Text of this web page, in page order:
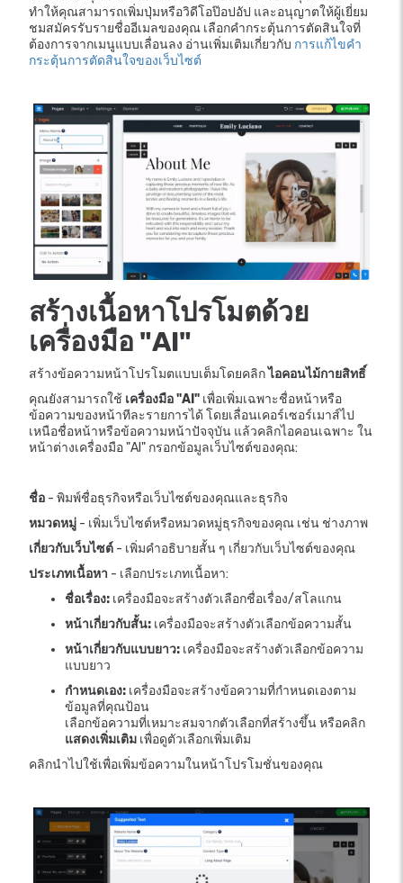
ทำให้คุณสามารถเพิ่มปุ่มหรือวิดีโอป๊อปอัป และอนุญาตให้ผู้เยี่ยม
ชมสมัครรับรายชื่ออีเมลของคุณ เลือกคำกระตุ้นการตัดสินใจที่
ต้องการจากเมนูแบบเลื่อนลง อ่านเพิ่มเติมเกี่ยวกับ การแก้ไขคำ
กระตุ้นการตัดสินใจของเว็บไซต์
สร้างเนื้อหาโปรโมตด้วย
เครื่องมือ "AI"
สร้างข้อความหน้าโปรโมตแบบเต็มโดยคลิกไอคอนไม้กายสิทธิ์
คุณยังสามารถใช้ เครื่องมือ "AI" เพื่อเพิ่มเฉพาะชื่อหน้าหรือ
ข้อความของหน้าทีละรายการได้ โดยเลื่อนเคอร์เซอร์เมาส์ไป
เหนือชื่อหน้าหรือข้อความหน้าปัจจุบัน แล้วคลิกไอคอนเฉพาะ ใน
หน้าต่างเครื่องมือ "AI" กรอกข้อมูลเว็บไซต์ของคุณ:
ชื่อ - พิมพ์ชื่อธุรกิจหรือเว็บไซต์ของคุณและธุรกิจ
หมวดหมู่ - เพิ่มเว็บไซต์หรือหมวดหมู่ธุรกิจของคุณ เช่น ช่างภาพ
เกี่ยวกับเว็บไซต์ - เพิ่มคำอธิบายสั้น ๆ เกี่ยวกับเว็บไซต์ของคุณ
ประเภทเนื้อหา - เลือกประเภทเนื้อหา:
ชื่อเรื่อง: เครื่องมือจะสร้างตัวเลือกชื่อเรื่อง/สโลแกน
หน้าเกี่ยวกับสั้น: เครื่องมือจะสร้างตัวเลือกข้อความสั้น
หน้าเกี่ยวกับแบบยาว: เครื่องมือจะสร้างตัวเลือกข้อความ
แบบยาว
กำหนดเอง: เครื่องมือจะสร้างข้อความที่กำหนดเองตาม
ข้อมูลที่คุณป้อน
เลือกข้อความที่เหมาะสมจากตัวเลือกที่สร้างขึ้น หรือคลิก
แสดงเพิ่มเติม เพื่อดูตัวเลือกเพิ่มเติม
คลิกนำไปใช้เพื่อเพิ่มข้อความในหน้าโปรโมชั่นของคุณ